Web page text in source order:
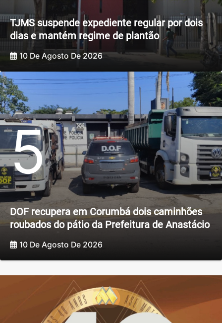
TJMS suspende expediente regular por dois
dias e mantém regime de plantão
10 De Agosto De 2026
5
DOF recupera em Corumbá dois caminhões
roubados do pátio da Prefeitura de Anastácio
10 De Agosto De 2026